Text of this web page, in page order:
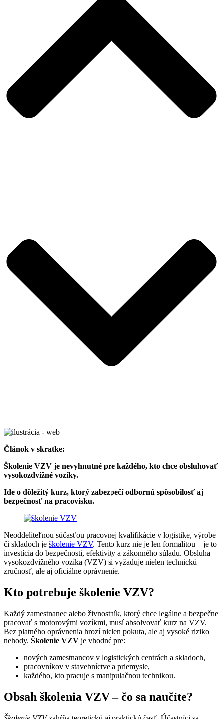
Článok v skratke:
Školenie VZV je nevyhnutné pre každého, kto chce obsluhovať
vysokozdvižné vozíky.
Ide o dôležitý kurz, ktorý zabezpečí odbornú spôsobilosť aj
bezpečnosť na pracovisku.
Neoddeliteľnou súčasťou pracovnej kvalifikácie v logistike, výrobe
či skladoch je školenie VZV. Tento kurz nie je len formalitou – je to
investícia do bezpečnosti, efektivity a zákonného súladu. Obsluha
vysokozdvižného vozíka (VZV) si vyžaduje nielen technickú
zručnosť, ale aj oficiálne oprávnenie.
Kto potrebuje školenie VZV?
Každý zamestnanec alebo živnostník, ktorý chce legálne a bezpečne
pracovať s motorovými vozíkmi, musí absolvovať kurz na VZV.
Bez platného oprávnenia hrozí nielen pokuta, ale aj vysoké riziko
nehody. Školenie VZV je vhodné pre:
nových zamestnancov v logistických centrách a skladoch,
pracovníkov v stavebníctve a priemysle,
každého, kto pracuje s manipulačnou technikou.
Obsah školenia VZV – čo sa naučíte?